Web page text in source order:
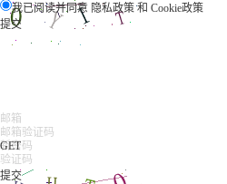
我已阅读并同意 隐私政策和 Cookie政策
GET